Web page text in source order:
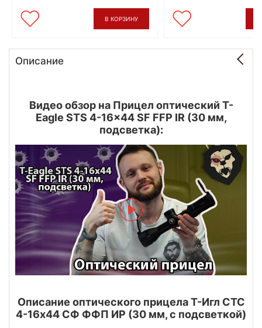
В КОРЗИНУ
Описание
Видео обзор на Прицел оптический T-
Eagle STS 4-16x44 SF FFP IR (30 мм,
подсветка):
Описание оптического прицела Т-Игл СТС
4-16х44 СФ ФФП ИР (30 мм, с подсветкой)